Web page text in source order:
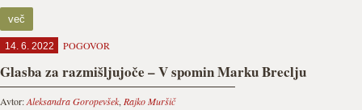
več
14. 6. 2022 POGOVOR
Glasba za razmišljujoče – V spomin Marku Breclju
Avtor:Aleksandra Goropevšek, Rajko Muršič